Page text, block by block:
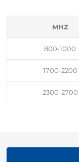
MHZ
800-1000
1700-2200
2300-2700